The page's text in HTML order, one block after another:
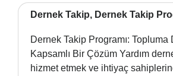
Dernek Takip, Dernek Takip
Dernek Takip Programı: Topluma
Kapsamlı Bir Çözüm Yardım
hizmet etmek ve ihtiyaç